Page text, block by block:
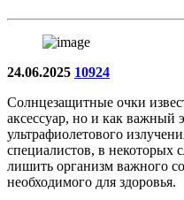
24.06.2025 10924
Солнцезащитные очки
аксессуар, но и как важный
ультрафиолетового
специалистов, в некоторых
лишить организм важного
необходимого для здоровья.